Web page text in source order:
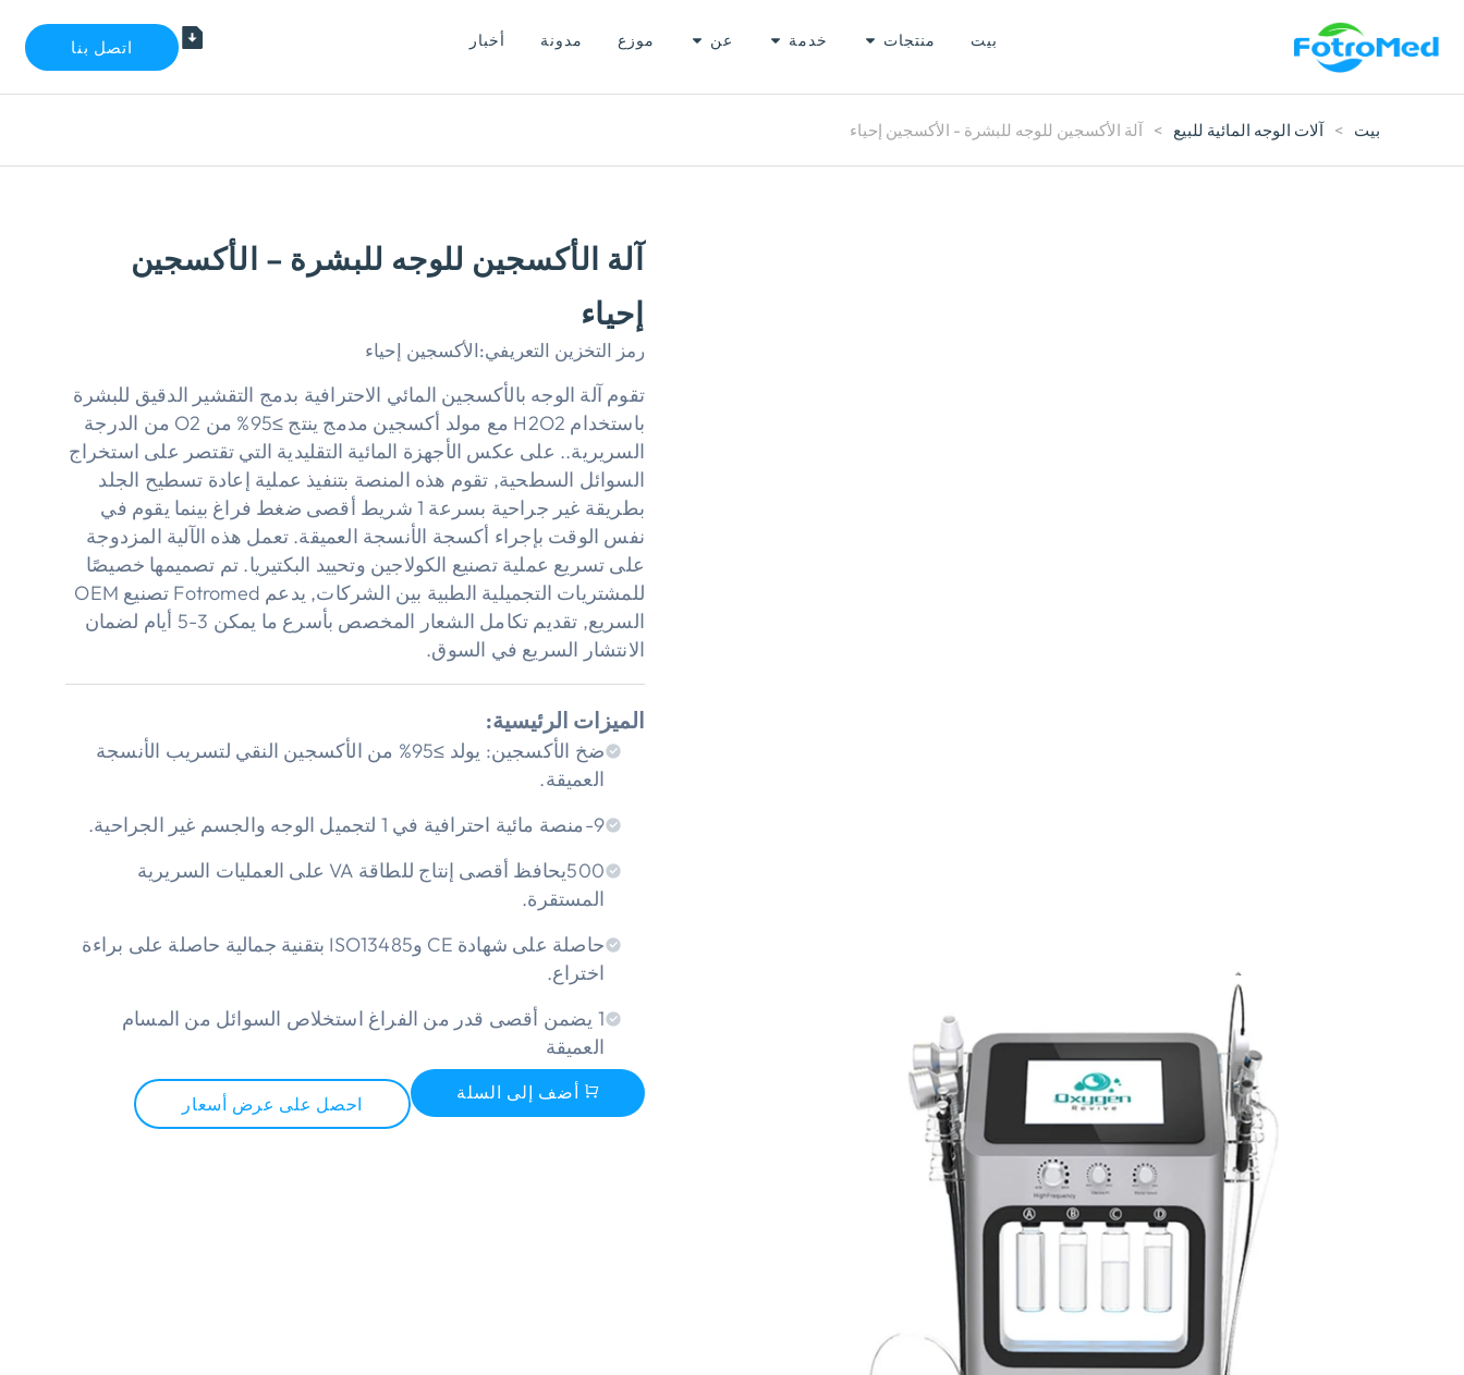
بيت منتجات خدمة عن موزع مدونة أخبار اتصل بنا
بيت > آلات الوجه المائية للبيع > آلة الأكسجين للوجه للبشرة - الأكسجين إحياء
آلة الأكسجين للوجه للبشرة – الأكسجين
إحياء
رمز التخزين التعريفي:الأكسجين إحياء
تقوم آلة الوجه بالأكسجين المائي الاحترافية بدمج التقشير الدقيق للبشرة
باستخدام H2O2 مع مولد أكسجين مدمج ينتج ≥95% من O2 من الدرجة
السريرية.. على عكس الأجهزة المائية التقليدية التي تقتصر على استخراج
السوائل السطحية, تقوم هذه المنصة بتنفيذ عملية إعادة تسطيح الجلد
بطريقة غير جراحية بسرعة 1 شريط أقصى ضغط فراغ بينما يقوم في
نفس الوقت بإجراء أكسجة الأنسجة العميقة. تعمل هذه الآلية المزدوجة
على تسريع عملية تصنيع الكولاجين وتحييد البكتيريا. تم تصميمها خصيصًا
للمشتريات التجميلية الطبية بين الشركات, يدعم Fotromed تصنيع OEM
السريع, تقديم تكامل الشعار المخصص بأسرع ما يمكن 3-5 أيام لضمان
الانتشار السريع في السوق.
الميزات الرئيسية:
ضخ الأكسجين: يولد ≥95% من الأكسجين النقي لتسريب الأنسجة
العميقة.
9-منصة مائية احترافية في 1 لتجميل الوجه والجسم غير الجراحية.
500يحافظ أقصى إنتاج للطاقة VA على العمليات السريرية
المستقرة.
حاصلة على شهادة CE وISO13485 بتقنية جمالية حاصلة على براءة
اختراع.
1 يضمن أقصى قدر من الفراغ استخلاص السوائل من المسام
العميقة
أضف إلى السلة
احصل على عرض أسعار